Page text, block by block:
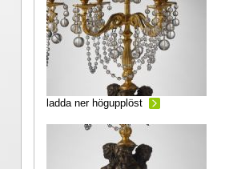
ladda ner högupplöst